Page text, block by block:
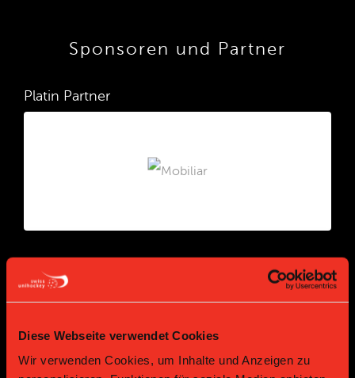
Diese Webseite verwendet Cookies
Wir verwenden Cookies, um Inhalte und Anzeigen zu
Sponsoren und Partner
Platin Partner
Gold Partner Gold Partner